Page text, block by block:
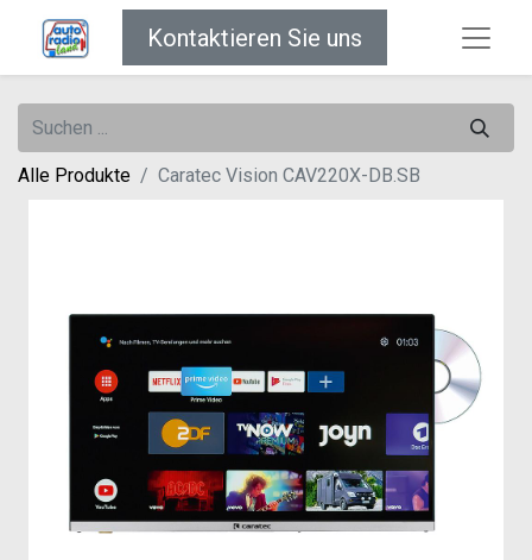
Kontaktieren Sie uns
Alle Produkte Caratec Vision CAV220X-DB.SB